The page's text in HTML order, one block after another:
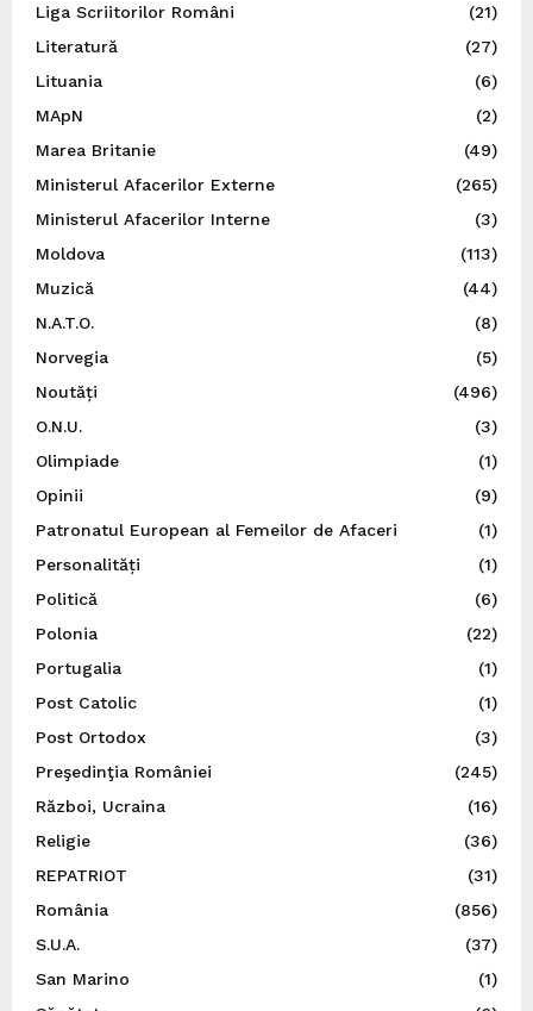
Liga Scriitorilor Români
(21)
Literatură
(27)
Lituania
(6)
MApN
(2)
Marea Britanie
(49)
Ministerul Afacerilor Externe
(265)
Ministerul Afacerilor Interne
(3)
Moldova
(113)
Muzică
(44)
N.A.T.O.
(8)
Norvegia
(5)
Noutăți
(496)
O.N.U.
(3)
Olimpiade
(1)
Opinii
(9)
Patronatul European al Femeilor de Afaceri
(1)
Personalități
(1)
Politică
(6)
Polonia
(22)
Portugalia
(1)
Post Catolic
(1)
Post Ortodox
(3)
Preşedinţia României
(245)
Război, Ucraina
(16)
Religie
(36)
REPATRIOT
(31)
România
(856)
S.U.A.
(37)
San Marino
(1)